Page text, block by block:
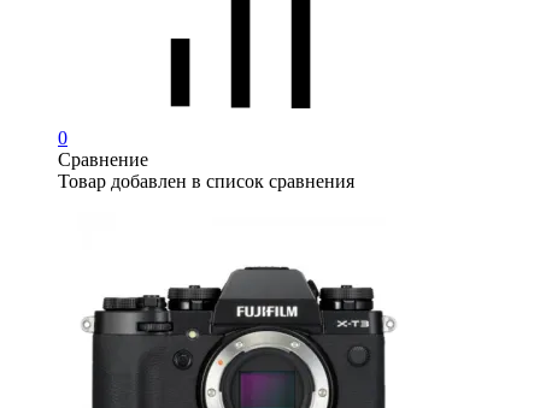
0
Сравнение
Товар добавлен в список сравнения